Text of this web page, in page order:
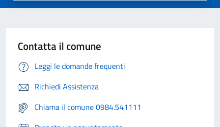
Contatta il comune
Leggi le domande frequenti
Richiedi Assistenza
Chiama il comune 0984.541111